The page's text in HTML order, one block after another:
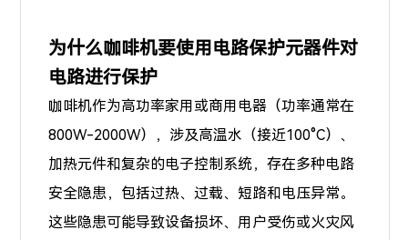
为什么咖啡机要使用电路保护元器件对
电路进行保护
咖啡机作为高功率家用或商用电器（功率通常在
800W-2000W），涉及高温水（接近100°C）、
加热元件和复杂的电子控制系统，存在多种电路
安全隐患，包括过热、过载、短路和电压异常。
这些隐患可能导致设备损坏、用户受伤或火灾风